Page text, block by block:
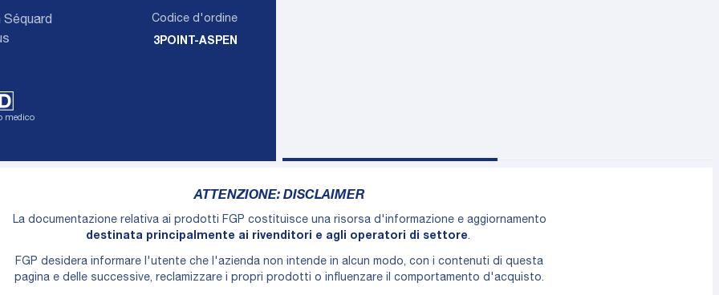
Spalla
Séquard
Codice d'ordine
3POINT-ASPEN
medico
ATTENZIONE: DISCLAIMER
La documentazione relativa ai prodotti FGP costituisce una risorsa d'informazione e aggiornamento
destinata principalmente ai rivenditori e agli operatori di settore.
FGP desidera informare l'utente che l'azienda non intende in alcun modo, con i contenuti di questa
pagina e delle successive, reclamizzare i propri prodotti o influenzare il comportamento d'acquisto.